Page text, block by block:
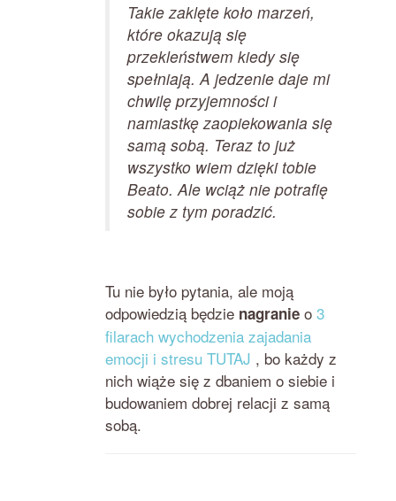
Takie zaklęte koło marzeń,
które okazują się
przekleństwem kiedy się
spełniają. A jedzenie daje mi
chwilę przyjemności i
namiastkę zaopiekowania się
samą sobą. Teraz to już
wszystko wiem dzięki tobie
Beato. Ale wciąż nie potrafię
sobie z tym poradzić.
Tu nie było pytania, ale moją
odpowiedzią będzie nagranie o 3
filarach wychodzenia zajadania
emocji i stresu TUTAJ , bo każdy z
nich wiąże się z dbaniem o siebie i
budowaniem dobrej relacji z samą
sobą.